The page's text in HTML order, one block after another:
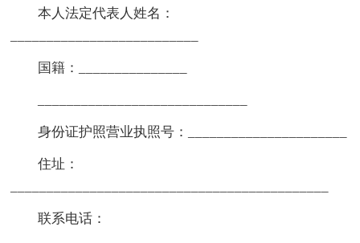
本人法定代表人姓名：
国籍：_______________
身份证护照营业执照号：______________________
住址：
联系电话：